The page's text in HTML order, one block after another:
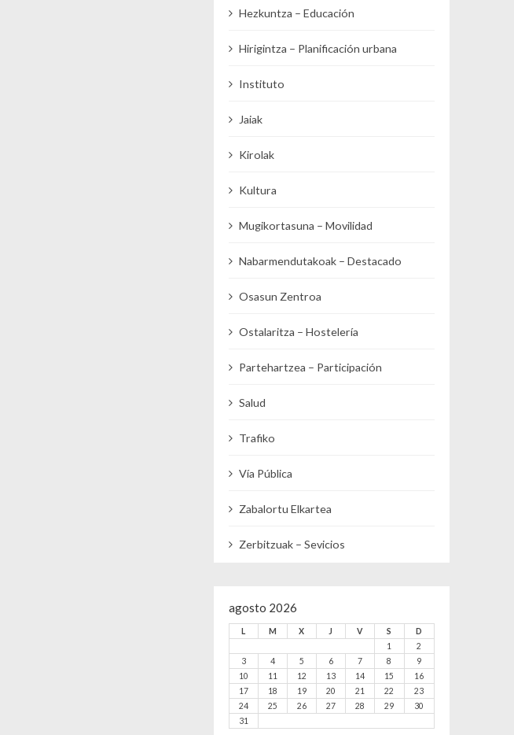
Hezkuntza – Educación
Hirigintza – Planificación urbana
Instituto
Jaiak
Kirolak
Kultura
Mugikortasuna – Movilidad
Nabarmendutakoak – Destacado
Osasun Zentroa
Ostalaritza – Hostelería
Partehartzea – Participación
Salud
Trafiko
Vía Pública
Zabalortu Elkartea
Zerbitzuak – Sevicios
agosto 2026
L M X J V S
D
1
2
3
4 5 6 7 8
9
10
11 12 13 14 15
16
17
18 19 20 21 22
23
24
25 26 27 28 29
30
31